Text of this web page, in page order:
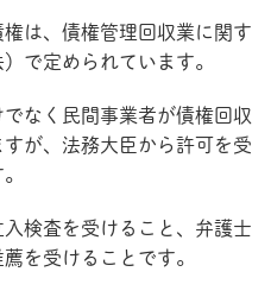
は、債権管理回収業に関す
で定められています。
なく民間事業者が債権回収
が、法務大臣から許可を受
検査を受けること、弁護士
を受けることです。